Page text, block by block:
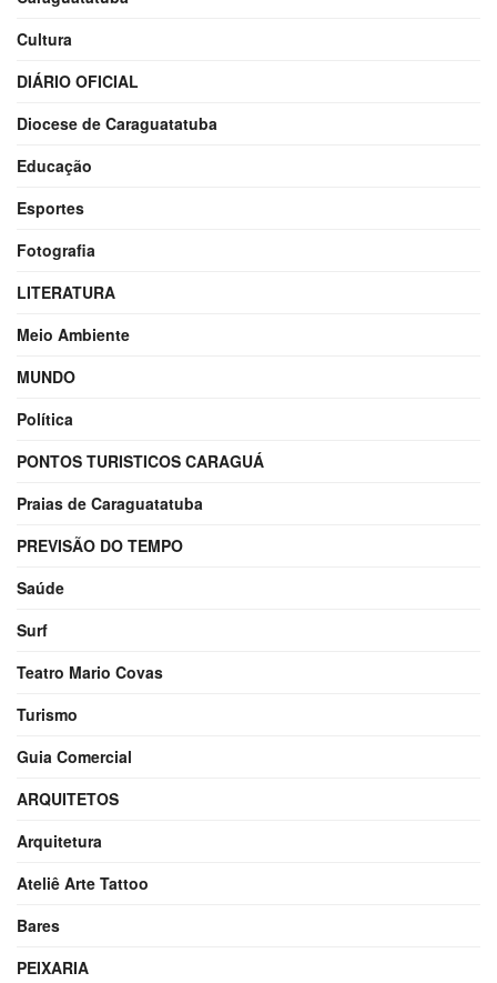
Cultura
DIÁRIO OFICIAL
Diocese de Caraguatatuba
Educação
Esportes
Fotografia
LITERATURA
Meio Ambiente
MUNDO
Política
PONTOS TURISTICOS CARAGUÁ
Praias de Caraguatatuba
PREVISÃO DO TEMPO
Saúde
Surf
Teatro Mario Covas
Turismo
Guia Comercial
ARQUITETOS
Arquitetura
Ateliê Arte Tattoo
Bares
PEIXARIA